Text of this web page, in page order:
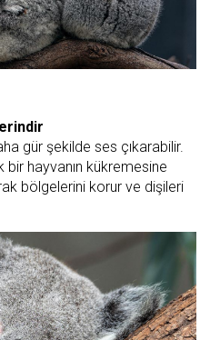
gür şekilde ses çıkarabilir.
hayvanın kükremesine
bölgelerini korur ve dişileri